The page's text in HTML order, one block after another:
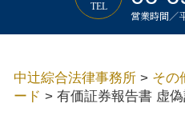
TEL
営業時間／
中辻綜合法律事務所 > その
ード > 有価証券報告書 虚